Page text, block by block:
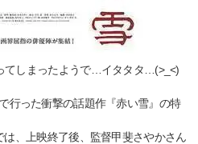
てしまったようで…イタタタ…(>_<)
行った衝撃の話題作『赤い雪』の特
、上映終了後、監督甲斐さやかさん